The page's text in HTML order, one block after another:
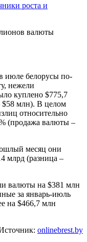
роста и
июле белорусы по-
нежели
куплено $775,7
$58 млн). В целом
относительно
(продажа валюты –
месяц они
млрд (разница –
валюты на $381 млн
за январь-июль
на $466,7 млн
onlinebrest.by